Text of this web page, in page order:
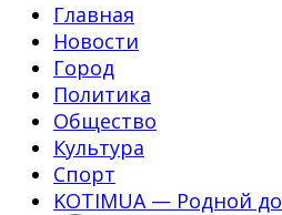
Главная
Новости
Город
Политика
Общество
Культура
Спорт
KOTIMUA — Родной